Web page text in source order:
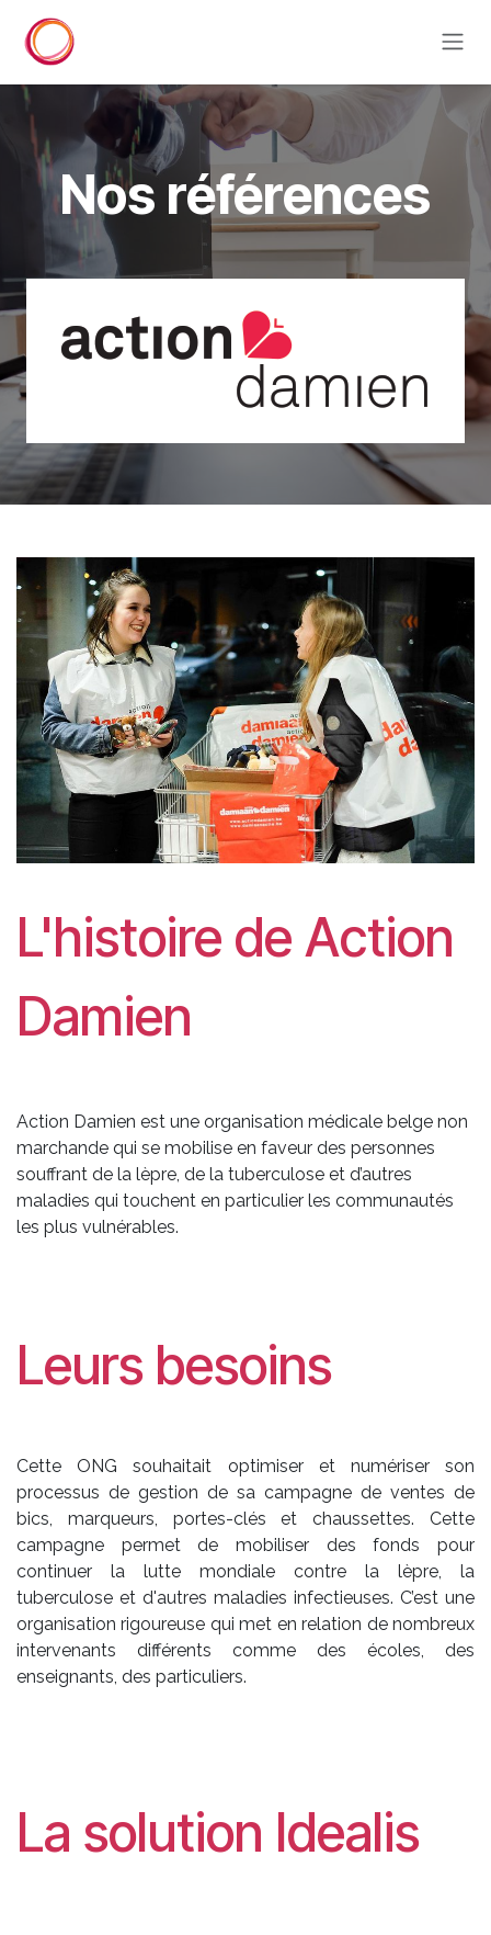
Nos références
L'histoire de Action
Damien
Action Damien est une organisation médicale belge non
marchande qui se mobilise en faveur des personnes
souffrant de la lèpre, de la tuberculose et d’autres
maladies qui touchent en particulier les communautés
les plus vulnérables.
Leurs besoins
Cette ONG souhaitait optimiser et numériser son
processus de gestion de sa campagne de ventes de
bics, marqueurs, portes-clés et chaussettes. Cette
campagne permet de mobiliser des fonds pour
continuer la lutte mondiale contre la lèpre, la
tuberculose et d'autres maladies infectieuses. C’est une
organisation rigoureuse qui met en relation de nombreux
intervenants différents comme des écoles, des
enseignants, des particuliers.
La solution Idealis